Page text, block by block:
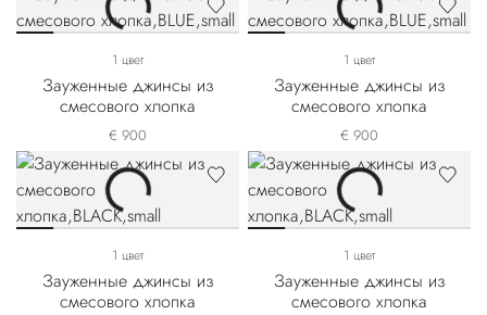
1 цвет
Зауженные джинсы из
смесового хлопка
€ 900
1 цвет
Зауженные джинсы из
смесового хлопка
€ 900
1 цвет
Зауженные джинсы из
смесового хлопка
1 цвет
Зауженные джинсы из
смесового хлопка